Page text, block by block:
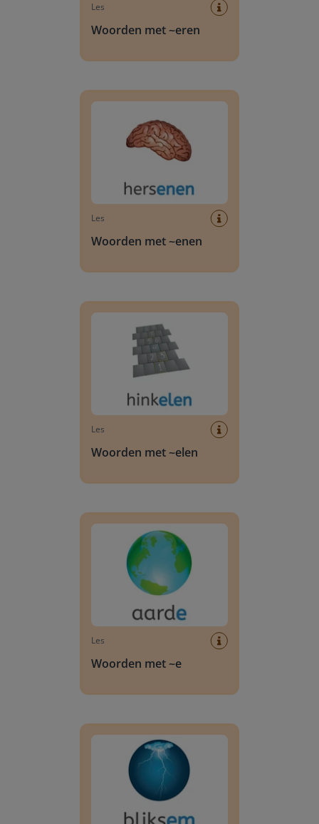
Les
Woorden met ~eren
Les
Woorden met ~enen
Les
Woorden met ~elen
Les
Woorden met ~e